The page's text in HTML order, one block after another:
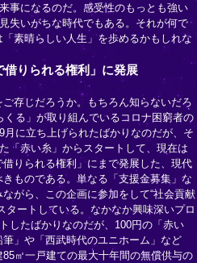
事になるのだ。感受性のもっとも強い
失いがちな時代でもある。それが何で
素晴らしい人生」を歩めるかもしれな
借りられる権利」に発展
存じだろうか。もちろん知らないだろ
る」が取り組んでいるコロナ困窮者の
月に立ち上げられたばかりなのだが、そ
「赤い糸」からスタートして、現在は
りられる権利」にまで発展した、現代
ものである。単なる「支援金募集」な
がら、この企画に参加をして“社会貢献
タートしている。なかなか興味深いプロ
したばかりなのだが、100円の「赤い
」や「西武時代のユニホーム」など
㎡一戸建ての最大十年間の無償供与の